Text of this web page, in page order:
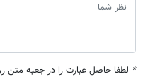
* لطفا حاصل عبارت را در جعبه متن